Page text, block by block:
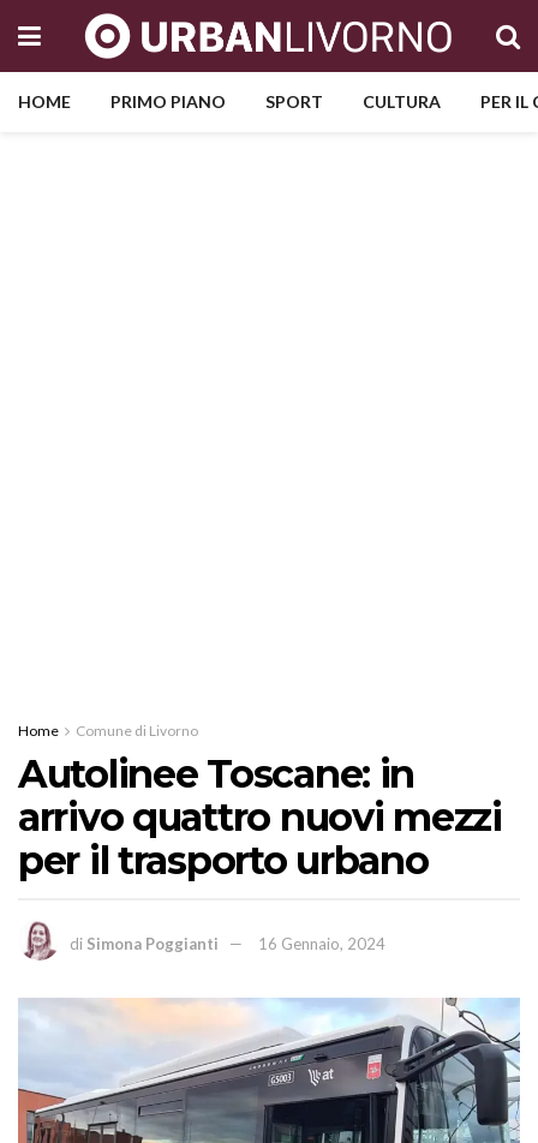
HOME PRIMO PIANO SPORT CULTURA PER
Home Comune di Livorno
Autolinee Toscane: in
arrivo quattro nuovi mezzi
per il trasporto urbano
di Simona Poggianti 16 Gennaio, 2024